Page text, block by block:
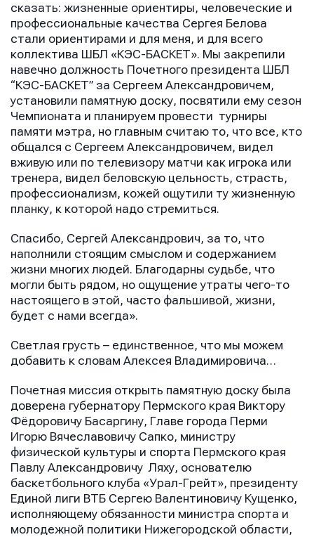
сказать: жизненные ориентиры, человеческие и
профессиональные качества Сергея Белова
стали ориентирами и для меня, и для всего
коллектива ШБЛ «КЭС-БАСКЕТ». Мы закрепили
навечно должность Почетного президента ШБЛ
“КЭС-БАСКЕТ” за Сергеем Александровичем,
установили памятную доску, посвятили ему сезон
Чемпионата и планируем провести турниры
памяти мэтра, но главным считаю то, что все, кто
общался с Сергеем Александровичем, видел
вживую или по телевизору матчи как игрока или
тренера, видел беловскую цельность, страсть,
профессионализм, кожей ощутили ту жизненную
планку, к которой надо стремиться.
Спасибо, Сергей Александрович, за то, что
наполнили стоящим смыслом и содержанием
жизни многих людей. Благодарны судьбе, что
могли быть рядом, но ощущение утраты чего-то
настоящего в этой, часто фальшивой, жизни,
будет с нами всегда».
Светлая грусть – единственное, что мы можем
добавить к словам Алексея Владимировича…
Почетная миссия открыть памятную доску была
доверена губернатору Пермского края Виктору
Фёдоровичу Басаргину, Главе города Перми
Игорю Вячеславовичу Сапко, министру
физической культуры и спорта Пермского края
Павлу Александровичу Ляху, основателю
баскетбольного клуба «Урал-Грейт», президенту
Единой лиги ВТБ Сергею Валентиновичу Кущенко,
исполняющему обязанности министра спорта и
молодежной политики Нижегородской области,
Имя
Телефон
Сообщение
Имя
Телефон
Сообщение
Имя
E-mail
Телефон
Сообщение